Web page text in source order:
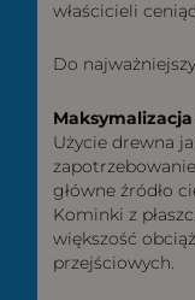
właścicieli
Do
Użycie drewna
główne źródło
Kominki z
większość
przejściowych.